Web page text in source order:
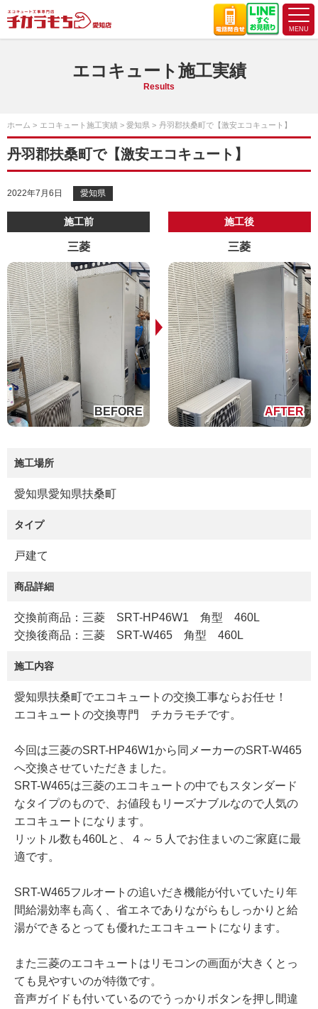
エコキュート施工実績
Results
ホーム エコキュート施工実績 愛知県 丹羽郡扶桑町で【激安エコキュート】
丹羽郡扶桑町で【激安エコキュート】
2022年7月6日 愛知県
施工前
三菱
施工後
三菱
施工場所
愛知県愛知県扶桑町
タイプ
戸建て
商品詳細
交換前商品：三菱 SRT-HP46W1 角型 460L
交換後商品：三菱 SRT-W465 角型 460L
施工内容
愛知県扶桑町でエコキュートの交換工事ならお任せ！
エコキュートの交換専門 チカラモチです。
今回は三菱のSRT-HP46W1から同メーカーのSRT-W465
へ交換させていただきました。
SRT-W465は三菱のエコキュートの中でもスタンダード
なタイプのもので、お値段もリーズナブルなので人気の
エコキュートになります。
リットル数も460Lと、４～５人でお住まいのご家庭に最
適です。
SRT-W465フルオートの追いだき機能が付いていたり年
間給湯効率も高く、省エネでありながらもしっかりと給
湯ができるとっても優れたエコキュートになります。
また三菱のエコキュートはリモコンの画面が大きくとっ
ても見やすいのが特徴です。
音声ガイドも付いているのでうっかりボタンを押し間違